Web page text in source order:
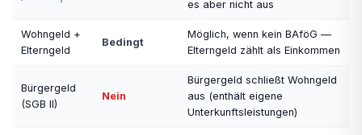
es aber nicht aus
Wohngeld +
Elterngeld
Bedingt
Möglich, wenn kein BAföG —
Elterngeld zählt als Einkommen
Bürgergeld
(SGB II)
Nein
Bürgergeld schließt Wohngeld
aus (enthält eigene
Unterkunftsleistungen)